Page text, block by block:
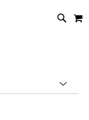
CERCA